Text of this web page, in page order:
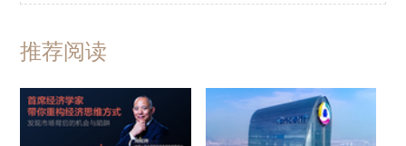
推荐阅读